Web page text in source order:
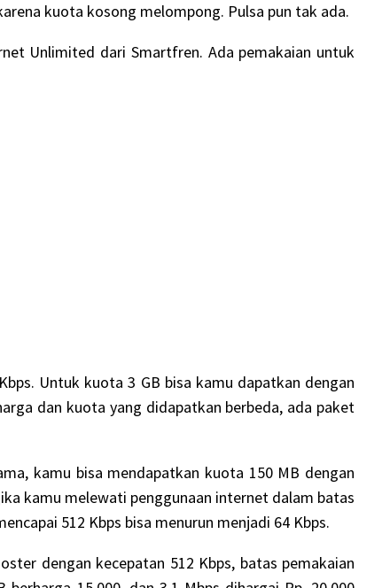
kuota kosong melompong. Pulsa pun tak ada.
Unlimited dari Smartfren. Ada pemakaian untuk
Untuk kuota 3 GB bisa kamu dapatkan dengan
dan kuota yang didapatkan berbeda, ada paket
kamu bisa mendapatkan kuota 150 MB dengan
kamu melewati penggunaan internet dalam batas
512 Kbps bisa menurun menjadi 64 Kbps.
dengan kecepatan 512 Kbps, batas pemakaian